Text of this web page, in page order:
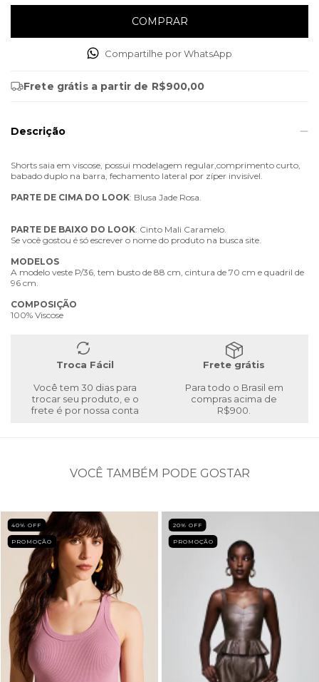
Compartilhe por WhatsApp
Frete grátis a partir de R$900,00
Descrição
Shorts saia em viscose, possui modelagem regular,comprimento curto,
babado duplo na barra, fechamento lateral por zíper invisível.
PARTE DE CIMA DO LOOK: Blusa Jade Rosa.
PARTE DE BAIXO DO LOOK: Cinto Mali Caramelo.
Se você gostou é só escrever o nome do produto na busca site.
MODELOS
A modelo veste P/36, tem busto de 88 cm, cintura de 70 cm e quadril de
96 cm.
COMPOSIÇÃO
100% Viscose
Troca Fácil
Você tem 30 dias para
trocar seu produto, e o
frete é por nossa conta
Frete grátis
Para todo o Brasil em
compras acima de
R$900.
VOCÊ TAMBÉM PODE GOSTAR
40% OFF
PROMOÇÃO
20% OFF
PROMOÇÃO